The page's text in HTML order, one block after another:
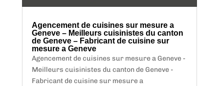
Agencement de cuisines sur mesure a
Geneve – Meilleurs cuisinistes du canton
de Geneve – Fabricant de cuisine sur
mesure a Geneve
Agencement de cuisines sur mesure a Geneve -
Meilleurs cuisinistes du canton de Geneve -
Fabricant de cuisine sur mesure a